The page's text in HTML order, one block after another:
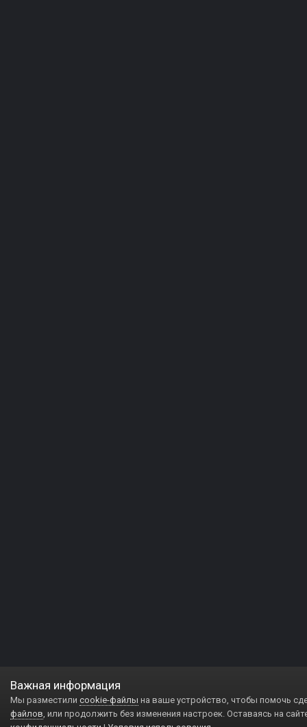
Важная информация
Мы разместили cookie-файлы на ваше устройство, чтобы помочь
файлов, или продолжить без изменения настроек. Оставаясь на